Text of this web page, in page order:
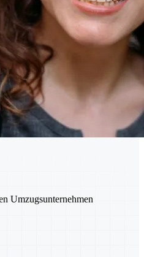
Umzugsunternehmen